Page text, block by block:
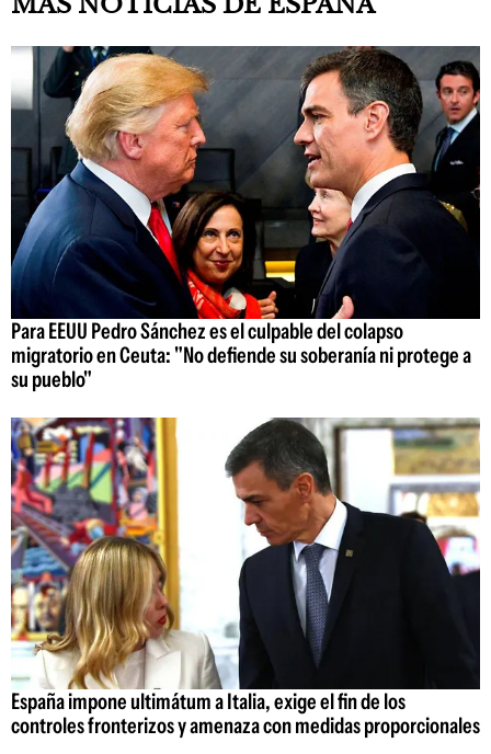
Para EEUU Pedro Sánchez es el culpable del colapso
migratorio en Ceuta: "No defiende su soberanía ni protege a
su pueblo"
España impone ultimátum a Italia, exige el fin de los
controles fronterizos y amenaza con medidas proporcionales